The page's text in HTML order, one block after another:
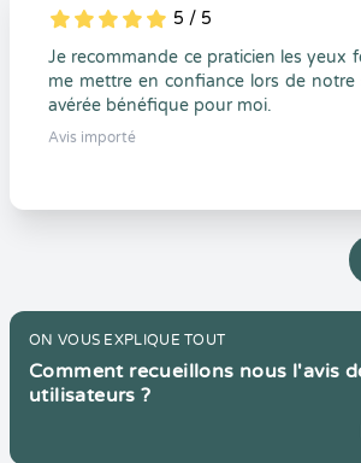
5
1
5
0 5 / 5
Je recommande ce praticien les yeux
me mettre en confiance lors de notre
avérée bénéfique pour moi.
Avis importé
ON VOUS EXPLIQUE TOUT
Comment recueillons nous l'avis
utilisateurs ?